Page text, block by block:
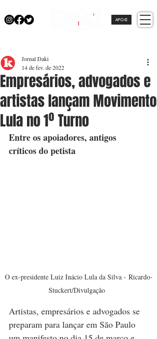
APOIE
Empresários, advogados e
artistas lançam Movimento
Lula no 1º Turno
Jornal Daki
14 de fev. de 2022
Entre os apoiadores, antigos
críticos do petista
O ex-presidente Luiz Inácio Lula da Silva - Ricardo-
Stuckert/Divulgação
Artistas, empresários e advogados se
preparam para lançar em São Paulo